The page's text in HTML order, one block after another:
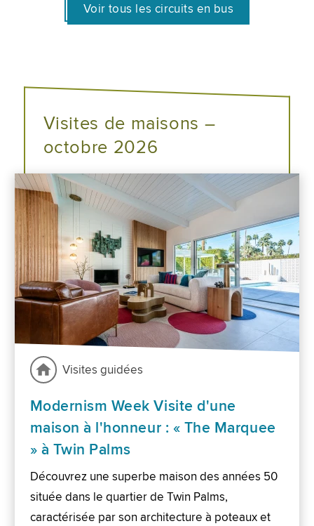
Voir tous les circuits en bus
Visites de maisons –
octobre 2026
Visites guidées
Modernism Week Visite d'une
maison à l'honneur : « The Marquee
» à Twin Palms
Découvrez une superbe maison des années 50
située dans le quartier de Twin Palms,
caractérisée par son architecture à poteaux et